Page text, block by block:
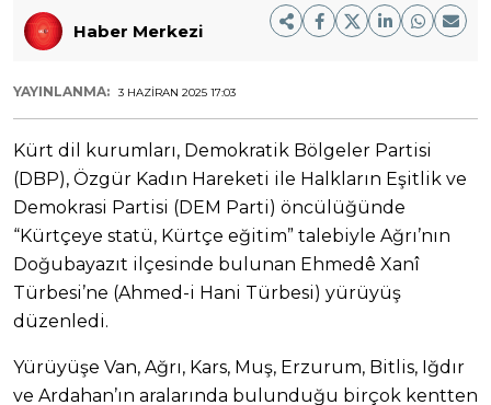
Haber Merkezi
YAYINLANMA: 3 HAZIRAN 2025 17:03
Kürt dil kurumları, Demokratik Bölgeler Partisi
(DBP), Özgür Kadın Hareketi ile Halkların Eşitlik ve
Demokrasi Partisi (DEM Parti) öncülüğünde
“Kürtçeye statü, Kürtçe eğitim” talebiyle Ağrı’nın
Doğubayazıt ilçesinde bulunan Ehmedê Xanî
Türbesi’ne (Ahmed-i Hani Türbesi) yürüyüş
düzenledi.
Yürüyüşe Van, Ağrı, Kars, Muş, Erzurum, Bitlis, Iğdır
ve Ardahan’ın aralarında bulunduğu birçok kentten